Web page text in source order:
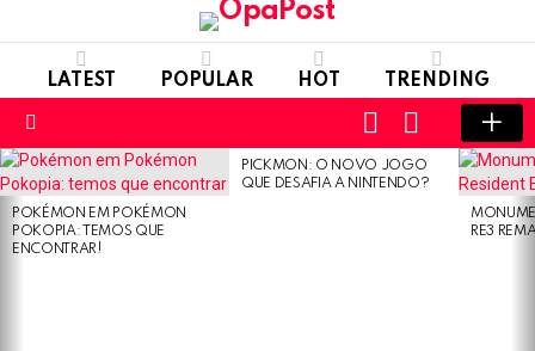
LATEST POPULAR HOT TRENDING
SWITCH
SKIN
LOGIN
LATEST
STORIES
POKÉMON EM POKÉMON
POKOPIA: TEMOS QUE
ENCONTRAR!
PICKMON: O NOVO JOGO
QUE DESAFIA A NINTENDO?
RE3